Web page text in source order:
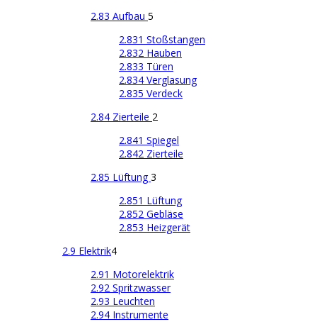
2.83 Aufbau 5
2.831 Stoßstangen
2.832 Hauben
2.833 Türen
2.834 Verglasung
2.835 Verdeck
2.84 Zierteile 2
2.841 Spiegel
2.842 Zierteile
2.85 Lüftung3
2.851 Lüftung
2.852 Gebläse
2.853 Heizgerät
2.9 Elektrik4
2.91 Motorelektrik
2.92 Spritzwasser
2.93 Leuchten
2.94 Instrumente